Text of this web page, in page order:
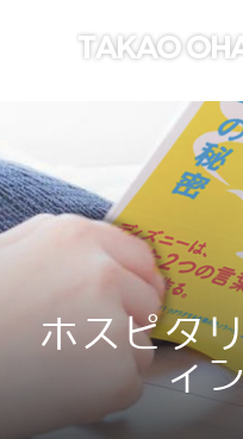
ホスピタ
ィ